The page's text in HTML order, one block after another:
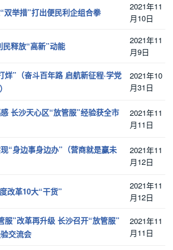
双举措”打出便民利企组合拳
2021年11
月10日
释放“高新”动能
2021年11
月9日
烊”（奋斗百年路 启航新征程·学党
2021年10
月31日
长沙天心区“放管服”经验获全市
2021年11
月11日
“身边事身边办”（营商就是赢未
2021年11
月12日
改革10大“干货”
2021年11
月12日
服”改革再升级 长沙召开“放管服”
交流会
2021年11
月11日